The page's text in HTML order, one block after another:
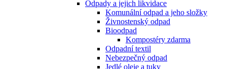
Odpady a jejich likvidace
Komunální odpad a jeho složky
Živnostenský odpad
Bioodpad
Kompostéry zdarma
Odpadní textil
Nebezpečný odpad
Jedlé oleje a tuky